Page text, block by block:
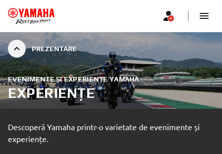
PREZENTARE
EVENIMENTE ȘI EXPERIENȚE YAMAHA
EXPERIENȚE
Descoperă Yamaha printr-o varietate de evenimente și
experiențe.